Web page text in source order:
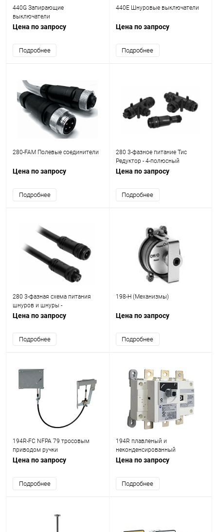
440G Запирающие
выключатели
Цена по запросу
Подробнее
440E Шнуровые выключатели
Цена по запросу
Подробнее
280-FAM Полевые соединители
Цена по запросу
Подробнее
280 3-фазное питание Тис
Редуктор - 4-полюсный
Цена по запросу
Подробнее
280 3-фазная схема питания
шнуров и шнуры -
магистральный кабель
Цена по запросу
Подробнее
198-H (Механизмы)
Цена по запросу
Подробнее
194R-FC NFPA 79 тросовым
приводом ручки
Цена по запросу
Подробнее
194R плавленый и
неконденсированный
Переключатель Отсоедините
Цена по запросу
Подробнее